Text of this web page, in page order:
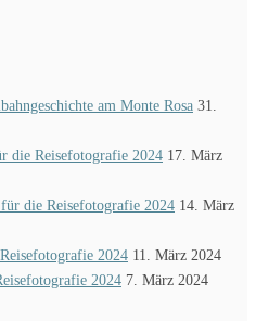
am Monte Rosa 31.
die Reisefotografie 2024 17. März
die Reisefotografie 2024 14. März
2024 11. März 2024
2024 7. März 2024